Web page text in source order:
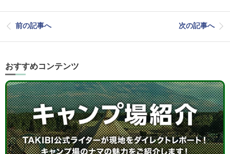
前の記事へ 次の記事へ
おすすめコンテンツ